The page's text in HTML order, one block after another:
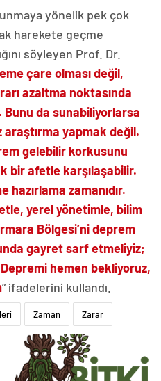
yönelik pek çok
harekete geçme
söyleyen Prof. Dr.
çare olması değil,
azaltma noktasında
Bunu da sunabiliyorlarsa
araştırma yapmak değil.
gelebilir korkusunu
bir afetle karşılaşabilir.
hazırlama zamanıdır.
yerel yönetimle, bilim
Bölgesi’ni deprem
gayret sarf etmeliyiz;
hemen bekliyoruz,
” ifadelerini kullandı.
Zaman Zarar